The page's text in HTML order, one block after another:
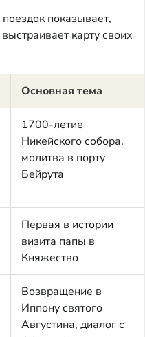
показывает,
карту своих
Основная тема
1700-летие
Никейского собора,
молитва в порту
Бейрута
Первая в истории
визита папы в
Княжество
Возвращение в
Иппону святого
Августина, диалог с